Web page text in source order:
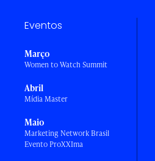
Eventos
Março
Women to Watch Summit
Abril
Mídia Master
Maio
Marketing Network Brasil
Evento ProXXIma